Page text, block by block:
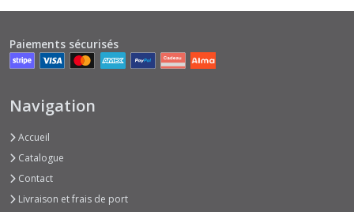
Paiements sécurisés
Navigation
Accueil
Catalogue
Contact
Livraison et frais de port